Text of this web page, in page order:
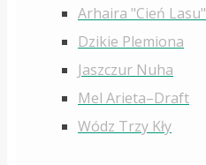
Arhaira "Cień Lasu"
Dzikie Plemiona
Jaszczur Nuha
Mel Arieta–Draft
Wódz Trzy Kły